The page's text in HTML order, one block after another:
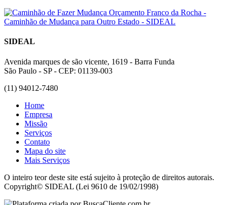
SIDEAL
Avenida marques de são vicente, 1619 - Barra Funda
São Paulo - SP - CEP: 01139-003
(11) 94012-7480
Home
Empresa
Missão
Serviços
Contato
Mapa do site
Mais Serviços
O inteiro teor deste site está sujeito à proteção de direitos autorais.
Copyright© SIDEAL (Lei 9610 de 19/02/1998)